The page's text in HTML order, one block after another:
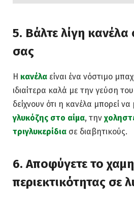
5. Βάλτε λίγη
σας
Η κανέλα είναι ένα νόστιμο
ιδιαίτερα καλά με την γεύση
δείχνουν ότι η κανέλα μπορεί να
γλυκόζης στο αίμα, την
τριγλυκερίδια σε διαβητικούς.
6. Αποφύγετε το
περιεκτικότητας σε